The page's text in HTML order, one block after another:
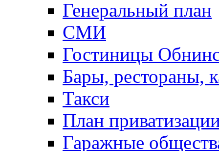
Генеральный план
СМИ
Гостиницы
Бары, рестораны,
Такси
План
Гаражные